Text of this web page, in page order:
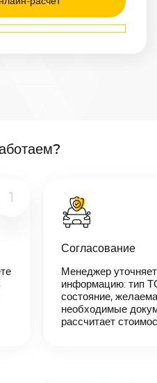
1
Согласование
Менеджер уточняет
информацию: тип
состояние,
необходимые
рассчитает